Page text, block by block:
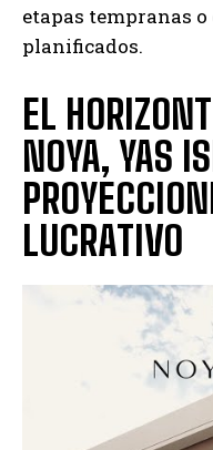
etapas tempranas
planificados.
EL
NOYA, YAS
LUCRATIVO